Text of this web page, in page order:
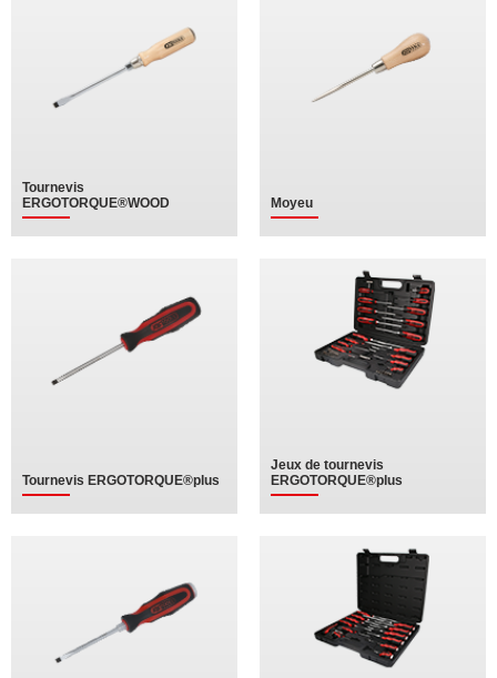
Tournevis
ERGOTORQUE®WOOD
Moyeu
Tournevis ERGOTORQUE®plus
Jeux de tournevis
ERGOTORQUE®plus